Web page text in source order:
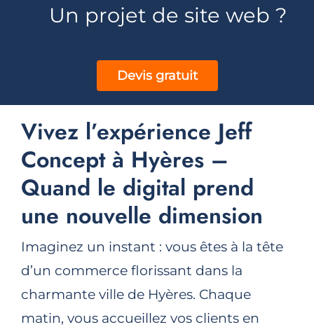
Un projet de site web ?
Devis gratuit
Vivez l’expérience Jeff
Concept à Hyères –
Quand le digital prend
une nouvelle dimension
Imaginez un instant : vous êtes à la tête
d’un commerce florissant dans la
charmante ville de Hyères. Chaque
matin, vous accueillez vos clients en